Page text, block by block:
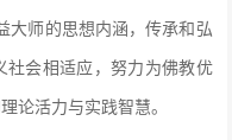
大师的思想内涵，传承和弘
社会相适应，努力为佛教优
论活力与实践智慧。